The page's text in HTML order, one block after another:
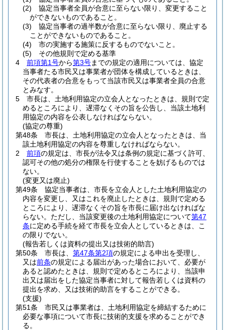
(2)
協定当事者全員が合意に至らない限り、変更すること
ができないものであること。
(3)
協定当事者の過半数が合意に至らない限り、廃止する
ことができないものであること。
(4)
市の実施する施策に反するものでないこと。
(5)
その他規則で定める基準
4
前項第1号から第3号までの規定の適用については、協定
当事者たる市民又は事業者が団体を構成しているときは、
その代表者の合意をもって当該市民又は事業者全員の合意
とみなす。
5
市長は、土地利用協定の立会人となったときは、規則で定
めるところにより、遅滞なくその旨を公告し、当該土地利
用協定の内容を公表しなければならない。
(協定の尊重)
第48条
市長は、土地利用協定の立会人となったときは、当
該土地利用協定の内容を尊重しなければならない。
2
前項の規定は、市長が法令又は条例の規定に基づく許可、
認可その他の処分の権限を行使することを妨げるものでは
ない。
(変更又は廃止)
第49条
協定当事者は、市長を立会人とした土地利用協定の
内容を変更し、又はこれを廃止したときは、規則で定める
ところにより、遅滞なくその旨を市長に届け出なければな
らない。 ただし、当該変更後の土地利用協定について第47
条に定める手続を経て市長を立会人としているときは、こ
の限りでない。
(報告若しくは資料の提出又は技術的助言)
第50条
市長は、 第47条第2項の規定による申出を受理し、
又は前条の規定による届出があった場合において、必要が
あると認めたときは、規則で定めるところにより、当該申
出又は届出をした協定当事者に対して報告若しくは資料の
提出を求め、又は技術的助言をすることができる。
(支援)
第51条
市民又は事業者は、土地利用協定を締結するために
必要な事項について市長に技術的支援を求めることができ
る。